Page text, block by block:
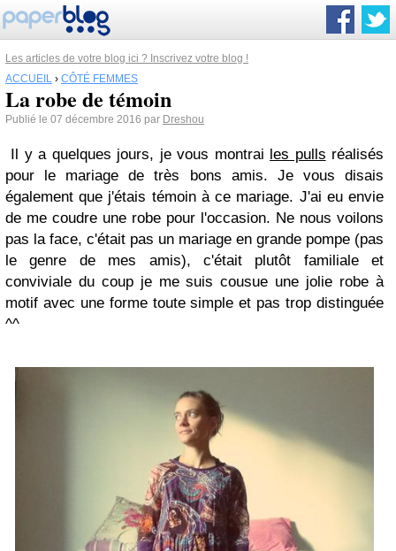
Les articles de votre blog ici ? Inscrivez votre blog !
ACCUEIL › CÔTÉ FEMMES
La robe de témoin
Publié le 07 décembre 2016 par Dreshou
Il y a quelques jours, je vous montrai les pulls réalisés
pour le mariage de très bons amis. Je vous disais
également que j'étais témoin à ce mariage. J'ai eu envie
de me coudre une robe pour l'occasion. Ne nous voilons
pas la face, c'était pas un mariage en grande pompe (pas
le genre de mes amis), c'était plutôt familiale et
conviviale du coup je me suis cousue une jolie robe à
motif avec une forme toute simple et pas trop distinguée
^^